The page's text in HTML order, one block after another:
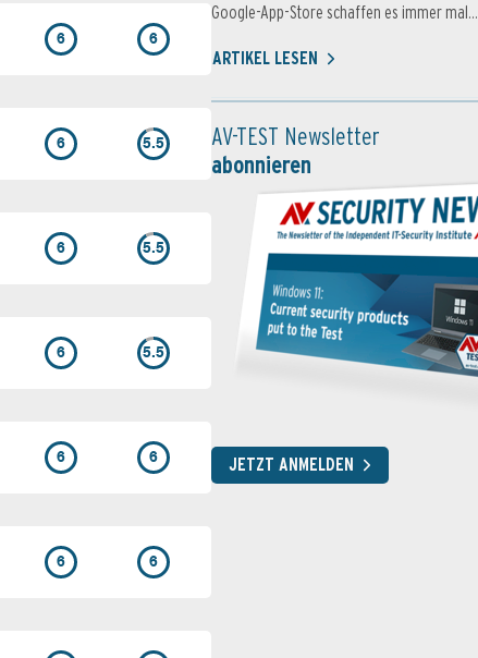
6 6
6 5.5
6 5.5
6 5.5
6 6
6 6
Google-App-Store schaffen es immer mal...
ARTIKEL LESEN
AV-TEST Newsletter
abonnieren
JETZT ANMELDEN